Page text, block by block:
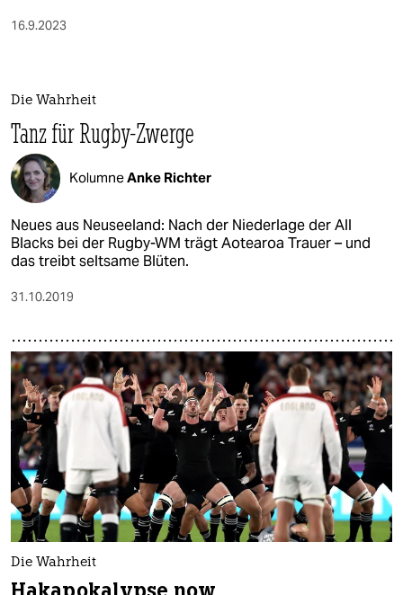
16.9.2023
Die Wahrheit
Tanz für Rugby-Zwerge
KolumneAnke Richter
Neues aus Neuseeland: Nach der Niederlage der All
Blacks bei der Rugby-WM trägt Aotearoa Trauer – und
das treibt seltsame Blüten.
31.10.2019
Die Wahrheit